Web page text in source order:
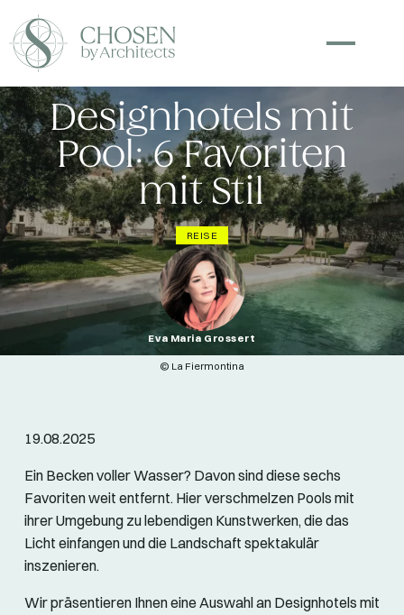
Designhotels mit
Pool: 6 Favoriten
mit Stil
REISE
Eva Maria Grossert
© La Fiermontina
19.08.2025
Ein Becken voller Wasser? Davon sind diese sechs
Favoriten weit entfernt. Hier verschmelzen Pools mit
ihrer Umgebung zu lebendigen Kunstwerken, die das
Licht einfangen und die Landschaft spektakulär
inszenieren.
Wir präsentieren Ihnen eine Auswahl an Designhotels mit